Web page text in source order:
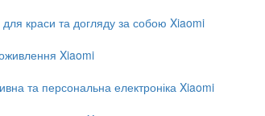
краси та догляду за собою Xiaomi
Xiaomi
та персональна електроніка Xiaomi